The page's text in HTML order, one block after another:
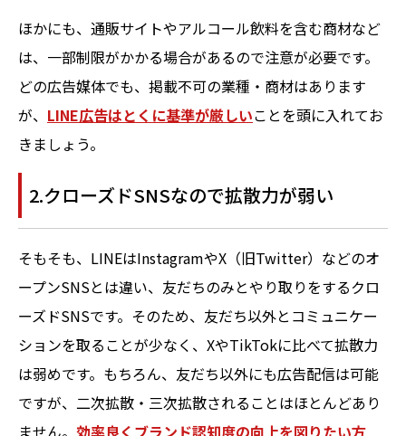
ほかにも、通販サイトやアルコール飲料を含む商材など
は、一部制限がかかる場合があるので注意が必要です。
どの広告媒体でも、掲載不可の業種・商材はあります
が、 LINE広告はとくに基準が厳しいことを頭に入れてお
きましょう。
2.クローズドSNSなので拡散力が弱い
そもそも、LINEはInstagramやX（旧Twitter）などのオ
ープンSNSとは違い、友だちのみとやり取りをするクロ
ーズドSNSです。そのため、友だち以外とコミュニケー
ションを取ることが少なく、XやTikTokに比べて拡散力
は弱めです。もちろん、友だち以外にも広告配信は可能
ですが、二次拡散・三次拡散されることはほとんどあり
ません。 効率良くブランド認知度の向上を図りたい方